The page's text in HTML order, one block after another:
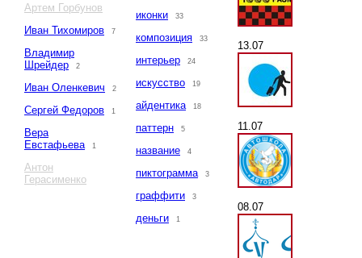
Артем Горбунов
Иван Тихомиров
7
Владимир
Шрейдер
2
Иван Оленкевич 2
Сергей Федоров 1
Вера
Евстафьева
1
Антон
Герасименко
иконки 33
композиция 33
интерьер 24
искусство 19
айдентика 18
паттерн 5
название 4
пиктограмма 3
граффити 3
деньги 1
13.07
11.07
08.07